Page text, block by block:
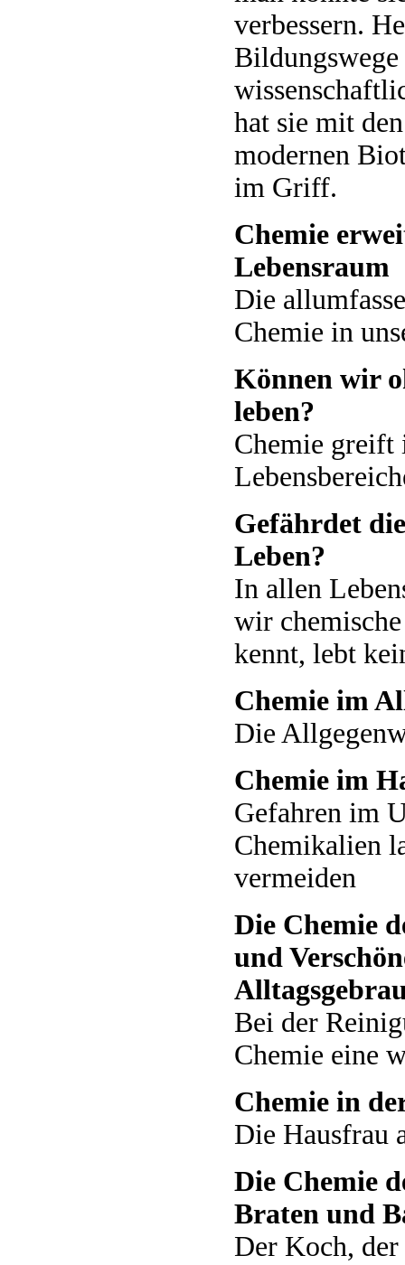
verbessern.
hat sie mit
modernen
im Griff.
Chemie
Lebensraum
Die
Chemie in
Können wir
leben?
Chemie greift
Gefährdet
Leben?
In allen
wir
kennt, lebt
Chemie im
Die
Chemie im
Gefahren im
Chemikalien
vermeiden
Die Chemie
und
Bei der
Chemie eine
Chemie in
Die Hausfrau
Die Chemie
Braten und
Der Koch,